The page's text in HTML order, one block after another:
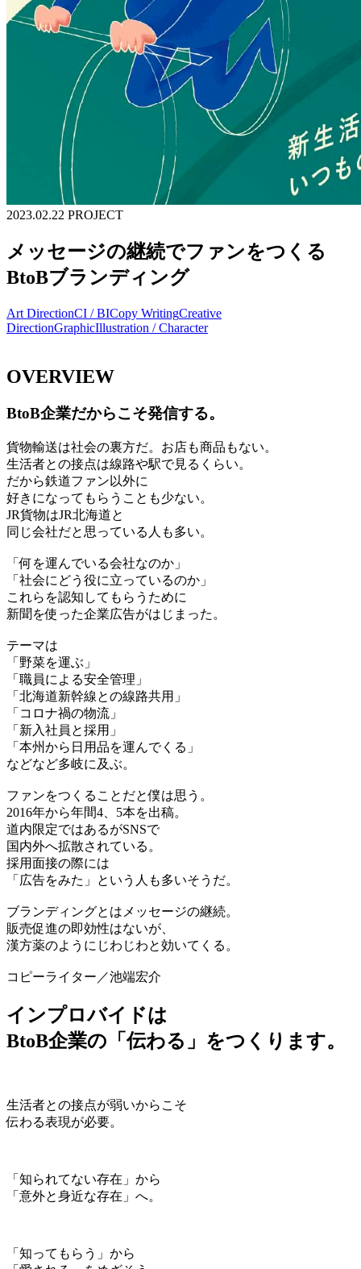
2023.02.22 PROJECT
メッセージの継続でファンをつくる
BtoBブランディング
Art DirectionCI / BICopy WritingCreative
DirectionGraphicIllustration / Character
OVERVIEW
BtoB企業だからこそ発信する。
貨物輸送は社会の裏方だ。お店も商品もない。
生活者との接点は線路や駅で見るくらい。
だから鉄道ファン以外に
好きになってもらうことも少ない。
JR貨物はJR北海道と
同じ会社だと思っている人も多い。
「何を運んでいる会社なのか」
「社会にどう役に立っているのか」
これらを認知してもらうために
新聞を使った企業広告がはじまった。
テーマは
「野菜を運ぶ」
「職員による安全管理」
「北海道新幹線との線路共用」
「コロナ禍の物流」
「新入社員と採用」
「本州から日用品を運んでくる」
などなど多岐に及ぶ。
ファンをつくることだと僕は思う。
2016年から年間4、5本を出稿。
道内限定ではあるがSNSで
国内外へ拡散されている。
採用面接の際には
「広告をみた」という人も多いそうだ。
ブランディングとはメッセージの継続。
販売促進の即効性はないが、
漢方薬のようにじわじわと効いてくる。
コピーライター／池端宏介
インプロバイドは
BtoB企業の「伝わる」をつくります。
生活者との接点が弱いからこそ
伝わる表現が必要。
「知られてない存在」から
「意外と身近な存在」へ。
「知ってもらう」から